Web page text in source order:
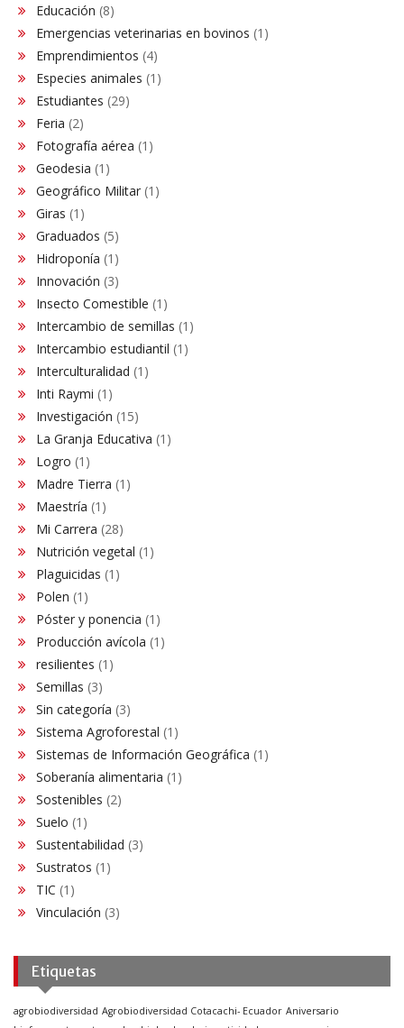
Educación (8)
Emergencias veterinarias en bovinos (1)
Emprendimientos (4)
Especies animales (1)
Estudiantes (29)
Feria (2)
Fotografía aérea (1)
Geodesia (1)
Geográfico Militar (1)
Giras (1)
Graduados (5)
Hidroponía (1)
Innovación (3)
Insecto Comestible (1)
Intercambio de semillas (1)
Intercambio estudiantil (1)
Interculturalidad (1)
Inti Raymi (1)
Investigación (15)
La Granja Educativa (1)
Logro (1)
Madre Tierra (1)
Maestría (1)
Mi Carrera (28)
Nutrición vegetal (1)
Plaguicidas (1)
Polen (1)
Póster y ponencia (1)
Producción avícola (1)
resilientes (1)
Semillas (3)
Sin categoría (3)
Sistema Agroforestal (1)
Sistemas de Información Geográfica (1)
Soberanía alimentaria (1)
Sostenibles (2)
Suelo (1)
Sustentabilidad (3)
Sustratos (1)
TIC (1)
Vinculación (3)
Etiquetas
agrobiodiversidad Agrobiodiversidad Cotacachi- Ecuador Aniversario